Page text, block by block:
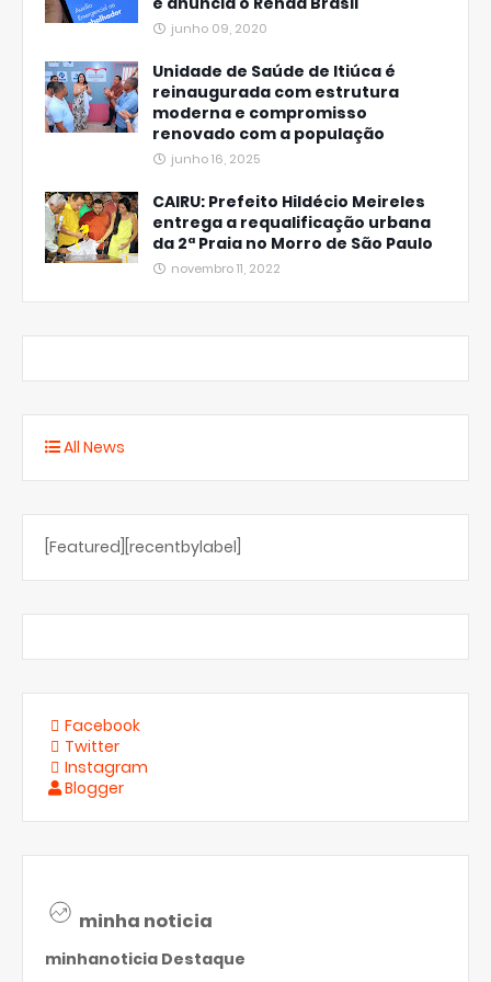
junho 09, 2020
Unidade de Saúde de Itiúca é
reinaugurada com estrutura
moderna e compromisso
renovado com a população
junho 16, 2025
CAIRU: Prefeito Hildécio Meireles
entrega a requalificação urbana
da 2ª Praia no Morro de São Paulo
novembro 11, 2022
All News
[Featured][recentbylabel]
Facebook
Twitter
Instagram
Blogger
minha noticia
minhanoticia Destaque